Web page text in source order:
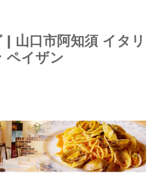
山口市阿知須 イタリ
ペイザン